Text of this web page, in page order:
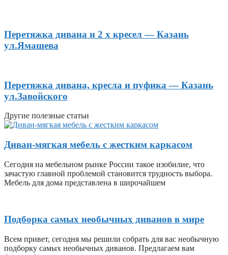
Перетяжка дивана и 2 х кресел — Казань
ул.Ямашева
Перетяжка дивана, кресла и пуфика — Казань
ул.Завойского
Другие полезные статьи
Диван-мягкая мебель с жестким каркасом
Сегодня на мебельном рынке России такое изобилие, что
зачастую главной проблемой становится трудность выбора.
Мебель для дома представлена в широчайшем
Подборка самых необычных диванов в мире
Всем привет, сегодня мы решили собрать для вас необычную
подборку самых необычных диванов. Предлагаем вам